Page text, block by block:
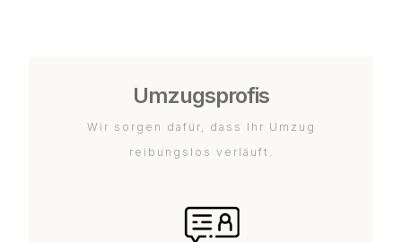
Umzugsprofis
Wir sorgen dafür, dass Ihr Umzug
reibungslos verläuft.